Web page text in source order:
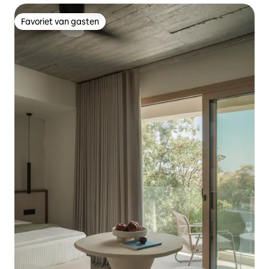
Favoriet van gasten
Favoriet van gasten